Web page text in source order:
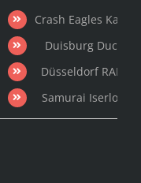
Crash Eagles
Duisburg Ducks 1
Düsseldorf RAMS
Samurai Iserlohn 1